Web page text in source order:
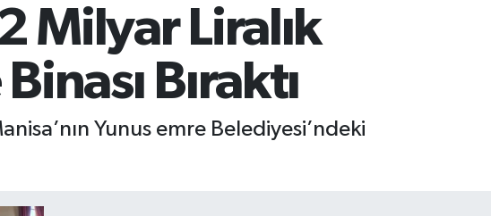
Milyar Liralık
Bıraktı
Yunus emre Belediyesi’ndeki